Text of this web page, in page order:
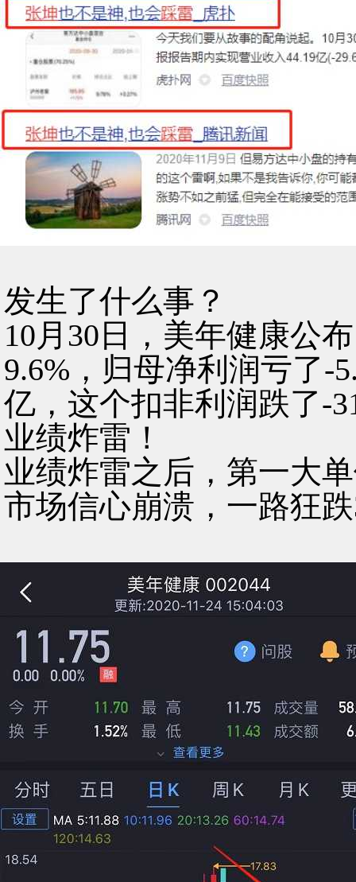
发生了什么事？
10月30日，美年健康公
9.6%，归母净利润亏了-
亿，这个扣非利润跌了-
业绩炸雷！
业绩炸雷之后，第一大
市场信心崩溃，一路狂